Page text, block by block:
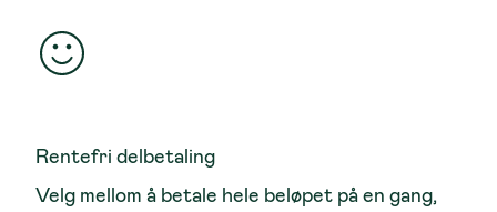
Rentefri delbetaling
Velg mellom å betale hele beløpet på en gang,